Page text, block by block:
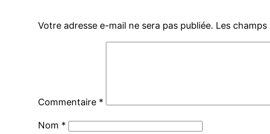
Votre adresse e-mail ne sera pas publiée. Les
Commentaire *
Nom *